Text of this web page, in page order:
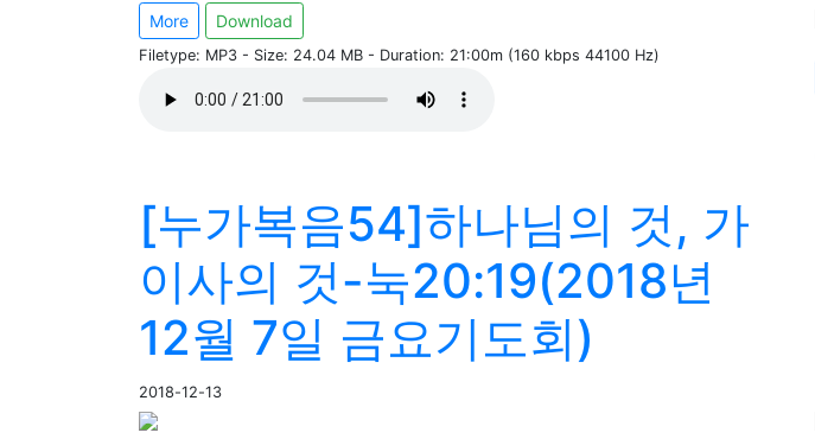
More Download
Filetype: MP3 - Size: 24.04 MB - Duration: 21:00m (160 kbps 44100 Hz)
[누가복음54]하나님의 것, 가
이사의 것-눅20:19(2018년
12월 7일 금요기도회)
2018-12-13